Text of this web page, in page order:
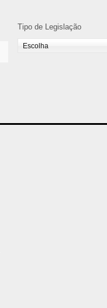
Tipo de Legislação